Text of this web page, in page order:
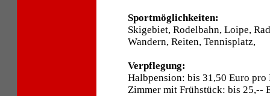
Sportmöglichkeiten:
Skigebiet, Rodelbahn, Loipe,
Wandern, Reiten, Tennisplatz,
Verpflegung:
Halbpension: bis 31,50 Euro pro
Zimmer mit Frühstück: bis 25,--